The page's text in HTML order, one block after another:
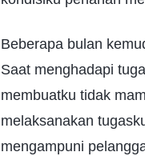
Beberapa bulan
Saat menghadapi
membuatku tidak
melaksanakan
mengampuni